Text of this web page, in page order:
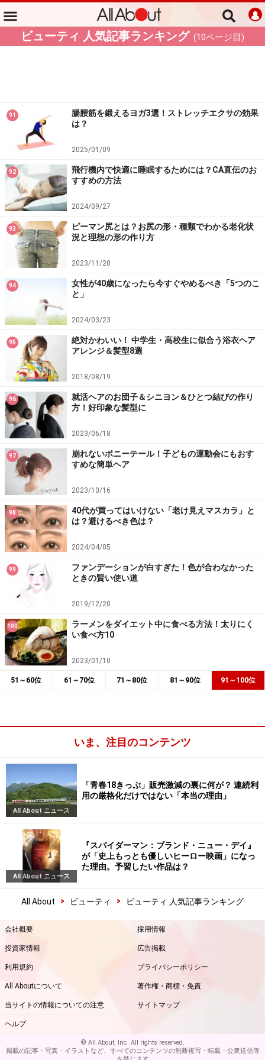
ビューティ 人気記事ランキング (10ページ目)
91
腸腰筋を鍛えるヨガ3選！ストレッチエクサの効果
は？
2025/01/09
92
飛行機内で快適に睡眠するためには？CA直伝のお
すすめの方法
2024/09/27
93
ピーマン尻とは？お尻の形・種類でわかる老化状
況と理想の形の作り方
2023/11/20
94
女性が40歳になったら今すぐやめるべき「5つのこ
と」
2024/03/23
95
絶対かわいい！ 中学生・高校生に似合う浴衣ヘア
アレンジ＆髪型8選
2018/08/19
96
就活ヘアのお団子＆シニヨン＆ひとつ結びの作り
方！好印象な髪型に
2023/06/18
97
崩れないポニーテール！子どもの運動会にもおす
すめな簡単ヘア
2023/10/16
98
40代が買ってはいけない「老け見えマスカラ」と
は？避けるべき色は？
2024/04/05
99
ファンデーションが白すぎた！色が合わなかった
ときの賢い使い道
2019/12/20
100
ラーメンをダイエット中に食べる方法！太りにく
い食べ方10
2023/01/10
51～60位 61～70位 71～80位 81～90位 91～100位
いま、注目のコンテンツ
All About ニュース
「青春18きっぷ」販売激減の裏に何が？ 連続利
用の厳格化だけではない「本当の理由」
All About ニュース
『スパイダーマン：ブランド・ニュー・デイ』
が「史上もっとも優しいヒーロー映画」になっ
た理由。予習したい作品は？
All About > ビューティ > ビューティ 人気記事ランキング
会社概要 採用情報
投資家情報 広告掲載
利用規約 プライバシーポリシー
All Aboutについて 著作権・商標・免責
当サイトの情報についての注意 サイトマップ
ヘルプ
© All About, Inc. All rights reserved.
掲載の記事・写真・イラストなど、すべてのコンテンツの無断複写・転載・公衆送信等